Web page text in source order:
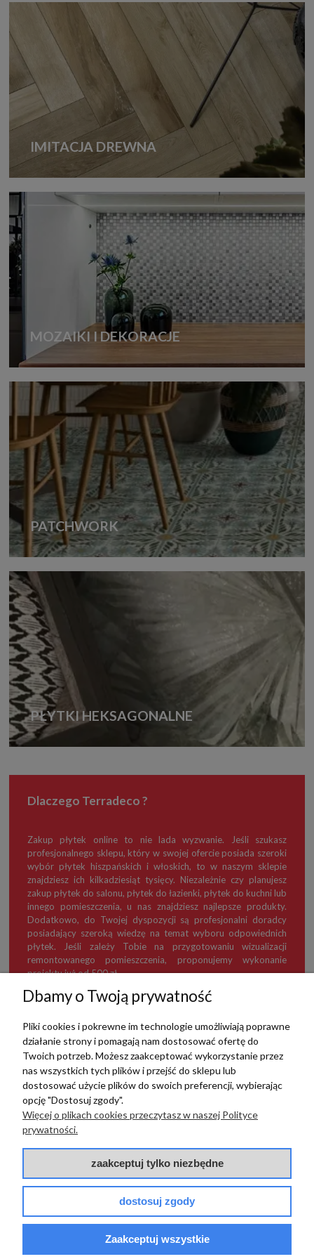
IMITACJA DREWNA
MOZAIKI I DEKORACJE
PATCHWORK
PŁYTKI HEKSAGONALNE
Dlaczego Terradeco ?
Zakup płytek online to nie lada wyzwanie. Jeśli szukasz
profesjonalnego sklepu, który w swojej ofercie posiada szeroki
wybór płytek hiszpańskich i włoskich, to w naszym sklepie
znajdziesz ich kilkadziesiąt tysięcy. Niezależnie czy planujesz
zakup płytek do salonu, płytek do łazienki, płytek do kuchni lub
innego pomieszczenia, u nas znajdziesz najlepsze produkty.
Dodatkowo, do Twojej dyspozycji są profesjonalni doradcy
posiadający szeroką wiedzę na temat wyboru odpowiednich
płytek. Jeśli zależy Tobie na przygotowaniu wizualizacji
remontowanego pomieszczenia, proponujemy wykonanie
projektu już od 500 zł.
TERRADECO
BAZA WIEDZY
PŁATNOŚCI I DOSTAWA
© 2017 - 2025 | terradeco.com.pl code and analytics: terradeco
Dbamy o Twoją prywatność
Pliki cookies i pokrewne im technologie umożliwiają poprawne
działanie strony i pomagają nam dostosować ofertę do
Twoich potrzeb. Możesz zaakceptować wykorzystanie przez
nas wszystkich tych plików i przejść do sklepu lub
dostosować użycie plików do swoich preferencji, wybierając
opcję "Dostosuj zgody".
Więcej o plikach cookies przeczytasz w naszej Polityce
prywatności.
zaakceptuj tylko niezbędne
dostosuj zgody
Zaakceptuj wszystkie